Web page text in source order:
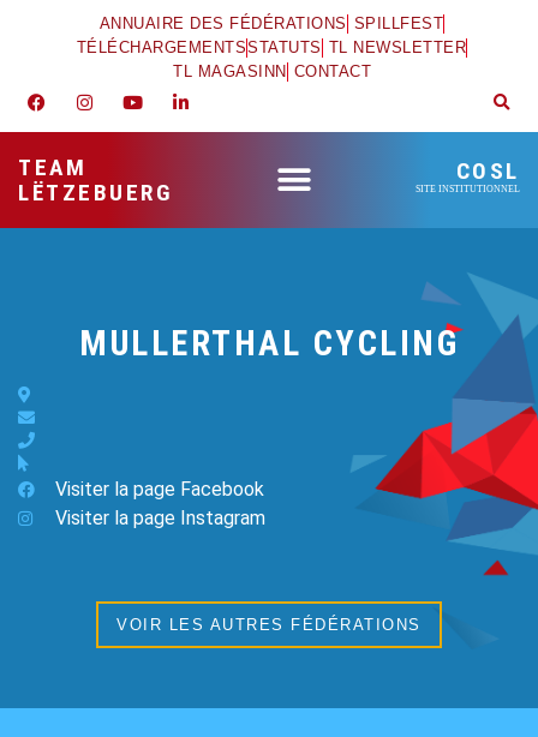
ANNUAIRE DES FÉDÉRATIONS SPILLFEST
TÉLÉCHARGEMENTSSTATUTS TL NEWSLETTER
TL MAGASINN CONTACT
TEAM
LËTZEBUERG
COSL
SITE INSTITUTIONNEL
MULLERTHAL CYCLING
Visiter la page Facebook
Visiter la page Instagram
VOIR LES AUTRES FÉDÉRATIONS